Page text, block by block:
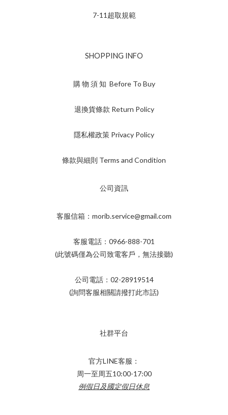
7-11超取規範
SHOPPING INFO
購 物 須 知 Before To Buy
退換貨條款 Return Policy
隱私權政策 Privacy Policy
條款與細則 Terms and Condition
公司資訊
客服信箱：morib.service@gmail.com
客服電話：0966-888-701
(此號碼僅為公司致電客戶，無法接聽)
公司電話：02-28919514
(詢問客服相關請撥打此市話)
社群平台
官方LINE客服：
周一至周五10:00-17:00
例假日及國定假日休息